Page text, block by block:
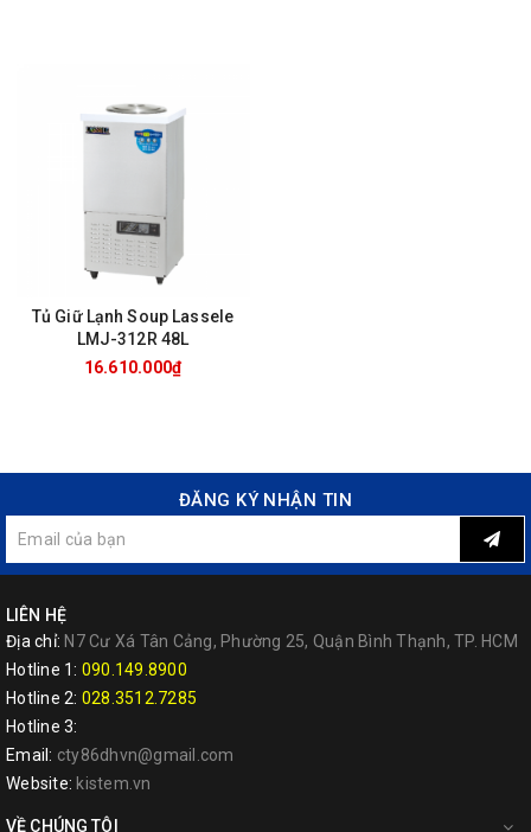
Tủ Giữ Lạnh Soup Lassele
LMJ-312R 48L
16.610.000₫
ĐĂNG KÝ NHẬN TIN
LIÊN HỆ
Địa chỉ: N7 Cư Xá Tân Cảng, Phường 25, Quận Bình Thạnh, TP. HCM
Hotline 1: 090.149.8900
Hotline 2: 028.3512.7285
Hotline 3:
Email: cty86dhvn@gmail.com
Website: kistem.vn
VỀ CHÚNG TÔI